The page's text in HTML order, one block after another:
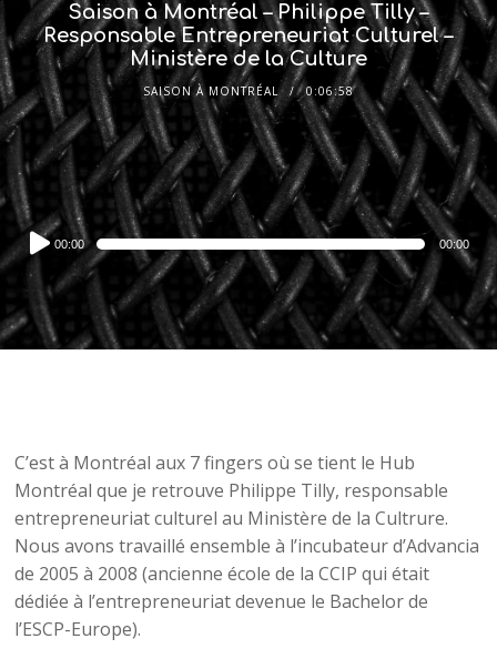
Saison à Montréal – Philippe Tilly –
Responsable Entrepreneuriat Culturel –
Ministère de la Culture
SAISON À MONTRÉAL 0:06:58
Audio
Player
00:00 00:00
C’est à Montréal aux 7 fingers où se tient le Hub
Montréal que je retrouve Philippe Tilly, responsable
entrepreneuriat culturel au Ministère de la Cultrure.
Nous avons travaillé ensemble à l’incubateur d’Advancia
de 2005 à 2008 (ancienne école de la CCIP qui était
dédiée à l’entrepreneuriat devenue le Bachelor de
l’ESCP-Europe).